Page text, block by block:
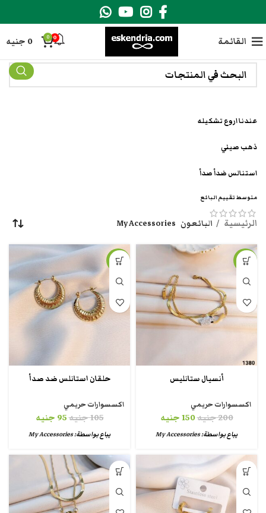
القائمة 0
0
0 جنيه
عندنا اروع تشكيله
ذهب صيني
استنالس ضدأ صدأ
متوسط تقييم البائع
الرئيسية البائعون My Accessories
-25%
أنسيال ستانليس
اكسسوارات حريمي
200جنيه150جنيه
يباع بواسطة:My Accessories
-10%
حلقان استانلس ضد صدأ
اكسسوارات حريمي
105جنيه95 جنيه
يباع بواسطة:My Accessories